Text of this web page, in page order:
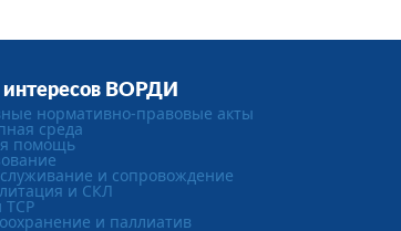
интересов ВОРДИ
нормативно-правовые акты
среда
помощь
и сопровождение
и СКЛ
ТСР
и паллиатив